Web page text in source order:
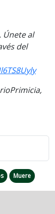
Únete al
del
Muere